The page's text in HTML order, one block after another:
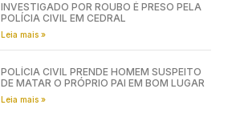
INVESTIGADO POR ROUBO É PRESO PELA
POLÍCIA CIVIL EM CEDRAL
Leia mais »
POLÍCIA CIVIL PRENDE HOMEM SUSPEITO
DE MATAR O PRÓPRIO PAI EM BOM LUGAR
Leia mais »